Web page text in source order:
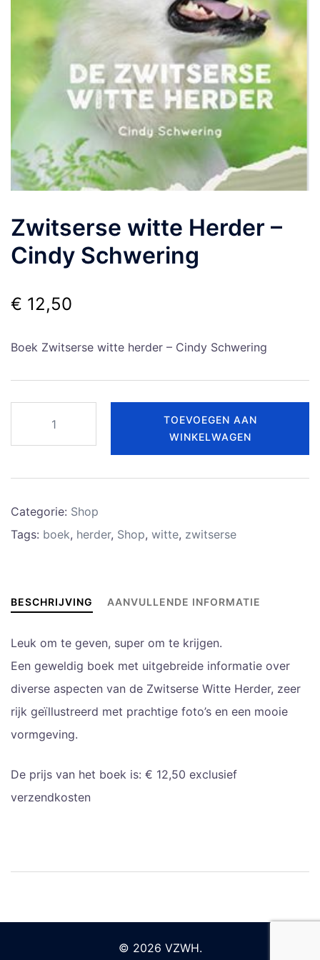
Zwitserse witte Herder –
Cindy Schwering
€ 12,50
Boek Zwitserse witte herder – Cindy Schwering
-
Cindy
Schwering
TOEVOEGEN AAN
WINKELWAGEN
Categorie: Shop
Tags: boek, herder, Shop, witte, zwitserse
BESCHRIJVING AANVULLENDE INFORMATIE
Leuk om te geven, super om te krijgen.
Een geweldig boek met uitgebreide informatie over
diverse aspecten van de Zwitserse Witte Herder, zeer
rijk geïllustreerd met prachtige foto’s en een mooie
vormgeving.
De prijs van het boek is: € 12,50 exclusief
verzendkosten
© 2026 VZWH.